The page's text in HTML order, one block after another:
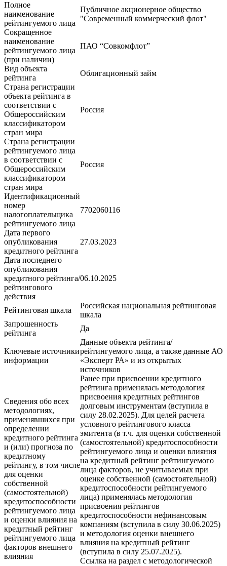
Полное
наименование
рейтингуемого лица
Публичное акционерное общество
"Современный коммерческий флот"
Сокращенное
наименование
рейтингуемого лица
(при наличии)
ПАО “Совкомфлот”
Вид объекта
рейтинга
Облигационный займ
Страна регистрации
объекта рейтинга в
соответствии с
Общероссийским
классификатором
стран мира
Россия
Страна регистрации
рейтингуемого лица
в соответствии с
Общероссийским
классификатором
стран мира
Россия
Идентификационный
номер
налогоплательщика
рейтингуемого лица
7702060116
Дата первого
опубликования
кредитного рейтинга
27.03.2023
Дата последнего
опубликования
кредитного рейтинга/
рейтингового
действия
06.10.2025
Рейтинговая шкала
Российская национальная рейтинговая
шкала
Запрошенность
рейтинга
Да
Ключевые источники
информации
Данные объекта рейтинга/
рейтингуемого лица, а также данные АО
«Эксперт РА» и из открытых
источников
Сведения обо всех
методологиях,
применявшихся при
определении
кредитного рейтинга
и (или) прогноза по
кредитному
рейтингу, в том числе
для оценки
собственной
(самостоятельной)
кредитоспособности
рейтингуемого лица
и оценки влияния на
кредитный рейтинг
рейтингуемого лица
факторов внешнего
влияния
Ранее при присвоении кредитного
рейтинга применялась методология
присвоения кредитных рейтингов
долговым инструментам (вступила в
силу 28.02.2025). Для целей расчета
условного рейтингового класса
эмитента (в т.ч. для оценки собственной
(самостоятельной) кредитоспособности
рейтингуемого лица и оценки влияния
на кредитный рейтинг рейтингуемого
лица факторов, не учитываемых при
оценке собственной (самостоятельной)
кредитоспособности рейтингуемого
лица) применялась методология
присвоения рейтингов
кредитоспособности нефинансовым
компаниям (вступила в силу 30.06.2025)
и методология оценки внешнего
влияния на кредитный рейтинг
(вступила в силу 25.07.2025).
Ссылка на раздел с методологической